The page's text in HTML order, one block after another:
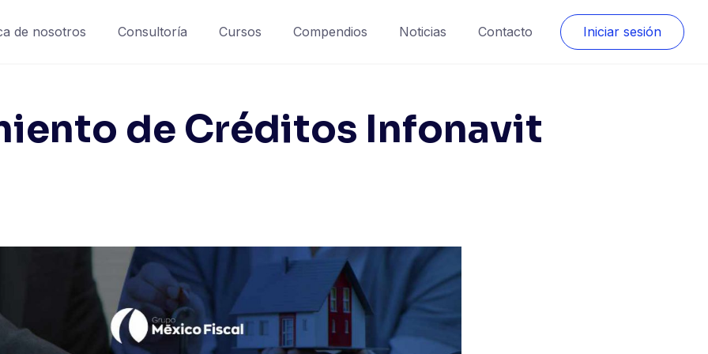
de nosotros Consultoría Cursos Compendios Noticias Contacto Iniciar sesión
de Créditos Infonavit